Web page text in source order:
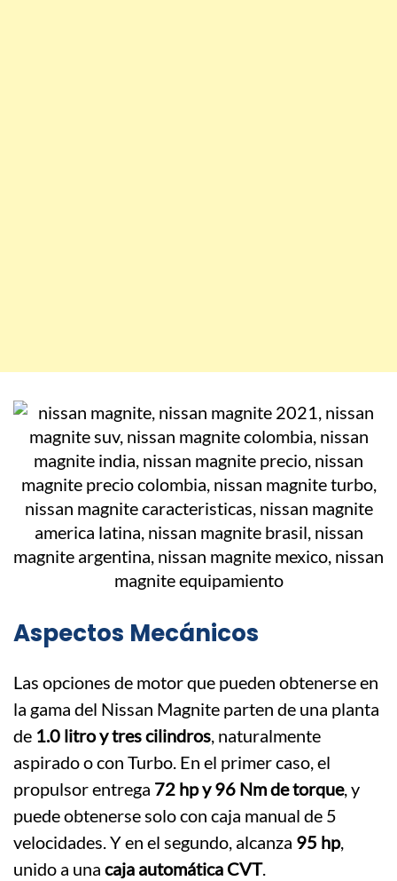
Aspectos Mecánicos
Las opciones de motor que pueden obtenerse en
la gama del Nissan Magnite parten de una planta
de 1.0 litro y tres cilindros, naturalmente
aspirado o con Turbo. En el primer caso, el
propulsor entrega 72 hp y 96 Nm de torque, y
puede obtenerse solo con caja manual de 5
velocidades. Y en el segundo, alcanza 95 hp,
unido a una caja automática CVT.